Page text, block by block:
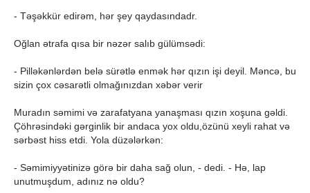
- Təşəkkür edirəm, hər şey qaydasındadr.
Oğlan ətrafa qısa bir nəzər salıb gülümsədi:
- Pilləkənlərdən belə sürətlə enmək hər qızın işi deyil. Məncə, bu
sizin çox cəsarətli olmağınızdan xəbər verir
Muradın səmimi və zarafatyana yanaşması qızın xoşuna gəldi.
Çöhrəsindəki gərginlik bir andaca yox oldu,özünü xeyli rahat və
sərbəst hiss etdi. Yola düzələrkən:
- Səmimiyyətinizə görə bir daha sağ olun, - dedi. - Hə, lap
unutmuşdum, adınız nə oldu?